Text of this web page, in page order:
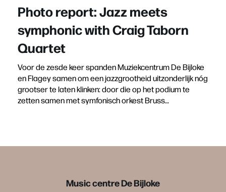
Photo report: Jazz meets
symphonic with Craig Taborn
Quartet
Voor de zesde keer spanden Muziekcentrum De Bijloke
en Flagey samen om een jazzgrootheid uitzonderlijk nóg
grootser te laten klinken: door die op het podium te
zetten samen met symfonisch orkest Bruss…
Music centre De Bijloke